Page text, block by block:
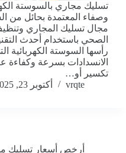
تسليك مجاري بالسوستة
وصفاء المعتمدة بحائل من
مجال تسليك المجاري
الصحي باستخدام أحدث
رأسها السوستة الكهربائية
الانسدادات بسرعة وكفاءة
تكسير أو…
vrqte
أكتوبر 23, 2025
أرخص أسعار تسليك